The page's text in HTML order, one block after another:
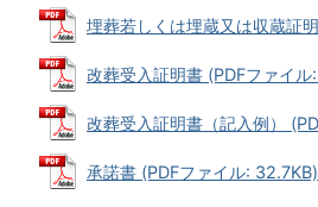
埋葬若しくは埋蔵又は収蔵証
改葬受入証明書 (PDFファイル
改葬受入証明書（記入例）
承諾書 (PDFファイル: 32.7KB)